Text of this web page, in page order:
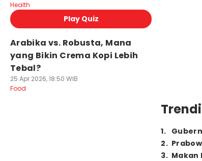
Health
Play Quiz
Arabika vs. Robusta, Mana
yang Bikin Crema Kopi Lebih
Tebal?
25 Apr 2026, 18:50 WIB
Food
1.
2.
3. Makan